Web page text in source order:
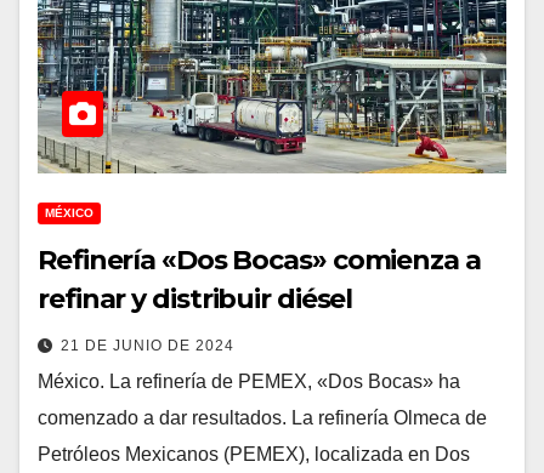
MÉXICO
Refinería «Dos Bocas» comienza a
refinar y distribuir diésel
21 DE JUNIO DE 2024
México. La refinería de PEMEX, «Dos Bocas» ha
comenzado a dar resultados. La refinería Olmeca de
Petróleos Mexicanos (PEMEX), localizada en Dos